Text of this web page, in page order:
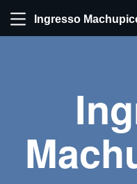
Ingresso